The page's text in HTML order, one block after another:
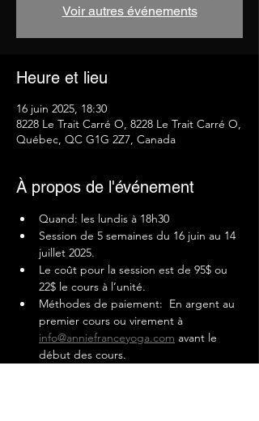
Voir autres événements
Heure et lieu
16 juin 2025, 18:30
8228 Le Trait Carré O, 8228 Le Trait Carré O,
Québec, QC G1G 2Z7, Canada
À propos de l'événement
Quand: les lundis à 18h30
Session de 5 semaines du 16 juin au 14
juillet 2025.
Le coût pour la session est de 95$ ou
22$ le cours à l’unité.
Méthodes de paiement:  En argent au
premier cours ou virement à
info@anniefranceyoga.com avant le
début des cours.